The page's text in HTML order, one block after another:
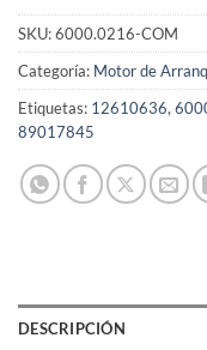
SKU:6000.0216-COM
Categoría: Motor de
Etiquetas: 12610636,
89017845
DESCRIPCIÓN